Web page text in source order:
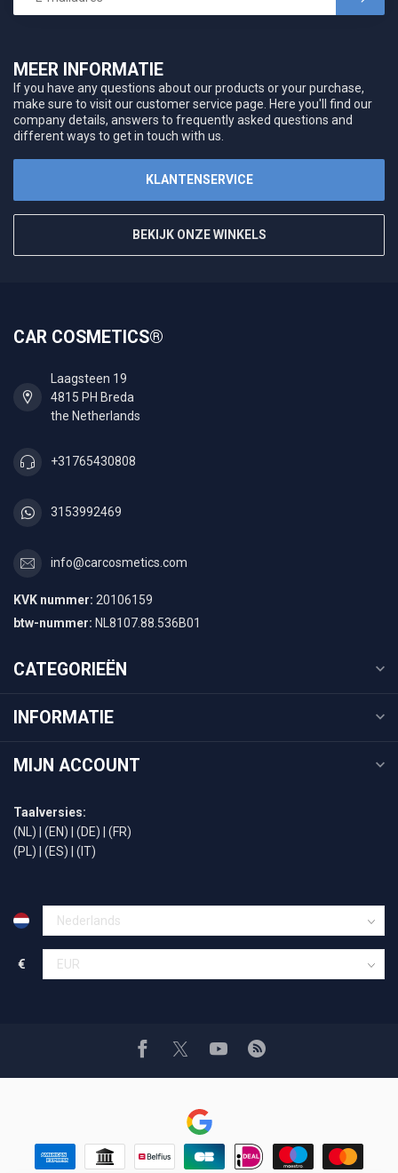
MEER INFORMATIE
If you have any questions about our products or your purchase,
make sure to visit our customer service page. Here you'll find our
company details, answers to frequently asked questions and
different ways to get in touch with us.
KLANTENSERVICE
BEKIJK ONZE WINKELS
CAR COSMETICS®
Laagsteen 19
4815 PH Breda
the Netherlands
+31765430808
3153992469
info@carcosmetics.com
KVK nummer: 20106159
btw-nummer: NL8107.88.536B01
CATEGORIEËN
INFORMATIE
MIJN ACCOUNT
Taalversies:
(NL)
(EN) (DE)
(FR)
(PL)
(ES) (IT)
€